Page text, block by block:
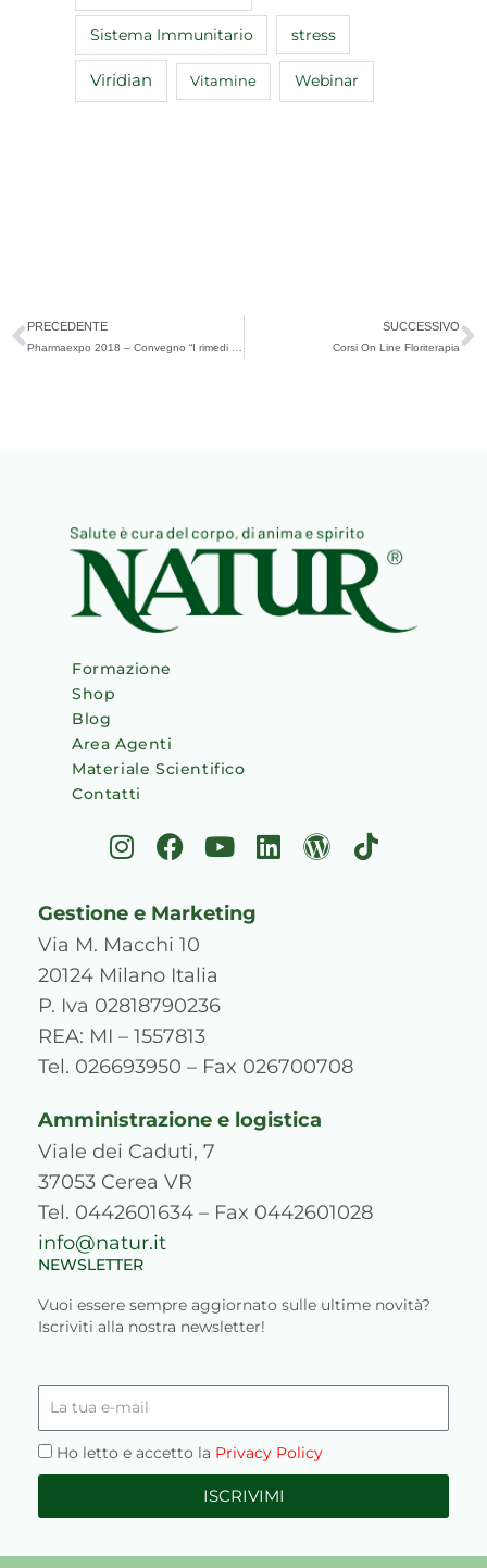
Sistema Immunitario stress
Viridian Vitamine Webinar
Precedente
PRECEDENTE SUCCESSIVO
Corsi On Line Floriterapia
Formazione
Shop
Blog
Area Agenti
Materiale Scientifico
Contatti
I
n
t
a
g
r
a
m
F
a
e
b
o
o
k
Y
o
t
e
L
i
W
o
s
T
i
Gestione e Marketing
Via M. Macchi 10
20124 Milano Italia
P. Iva 02818790236
REA: MI – 1557813
Tel. 026693950 – Fax 026700708
Amministrazione e logistica
Viale dei Caduti, 7
37053 Cerea VR
Tel. 0442601634 – Fax 0442601028
info@natur.it
NEWSLETTER
Vuoi essere sempre aggiornato sulle ultime novità?
Iscriviti alla nostra newsletter!
tua
mail
Privacy
Ho letto e accetto la Privacy Policy
ISCRIVIMI